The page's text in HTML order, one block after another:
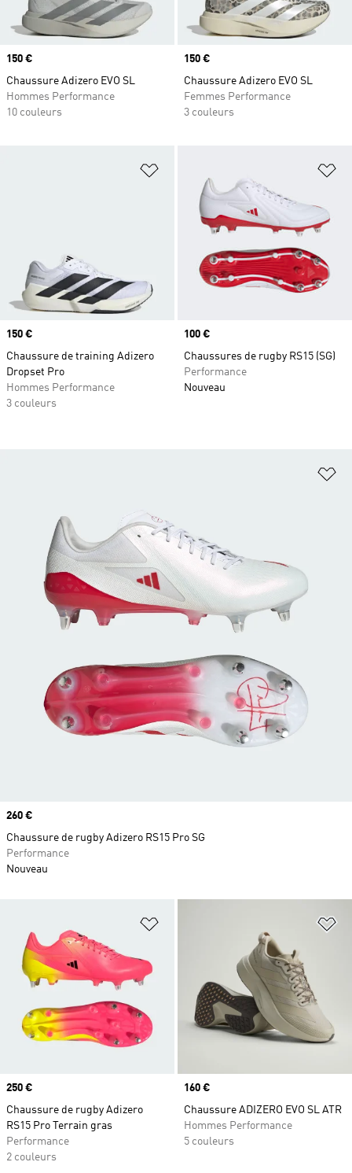
Prix
150 €
Chaussure Adizero EVO SL
Hommes Performance
10 couleurs
Prix
150 €
Chaussure Adizero EVO SL
Femmes Performance
3 couleurs
Ajouter à la Liste de produits
Prix
150 €
Chaussure de training Adizero
Dropset Pro
Hommes Performance
3 couleurs
Prix
100 €
Chaussures de rugby RS15 (SG)
Performance
Nouveau
Ajouter à la Liste de produits
Prix
250 €
Chaussure de rugby Adizero
RS15 Pro Terrain gras
Performance
2 couleurs
Prix
160 €
Chaussure ADIZERO EVO SL ATR
Hommes Performance
5 couleurs
Prix
260 €
Chaussure de rugby Adizero RS15 Pro SG
Performance
Nouveau